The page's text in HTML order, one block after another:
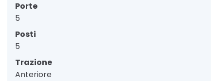
Porte
5
Posti
5
Trazione
Anteriore